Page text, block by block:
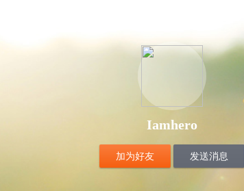
Iamhero
加为好友 发送消息